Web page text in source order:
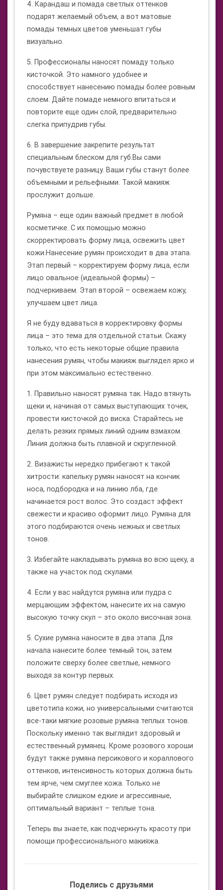
4. Карандаш и помада светлых оттенков
подарят желаемый объем, а вот матовые
помады темных цветов уменьшат губы
визуально.
5. Профессионалы наносят помаду только
кисточкой. Это намного удобнее и
способствует нанесению помады более ровным
слоем. Дайте помаде немного впитаться и
повторите еще один слой, предварительно
слегка припудрив губы.
6. В завершение закрепите результат
специальным блеском для губ.Вы сами
почувствуете разницу. Ваши губы станут более
объемными и рельефными. Такой макияж
прослужит дольше.
Румяна – еще один важный предмет в любой
косметичке. С их помощью можно
скорректировать форму лица, освежить цвет
кожи.Нанесение румян происходит в два этапа.
Этап первый – корректируем форму лица, если
лицо овальное (идеальной формы) –
подчеркиваем. Этап второй – освежаем кожу,
улучшаем цвет лица.
Я не буду вдаваться в корректировку формы
лица – это тема для отдельной статьи. Скажу
только, что есть некоторые общие правила
нанесения румян, чтобы макияж выглядел ярко и
при этом максимально естественно.
1. Правильно наносят румяна так. Надо втянуть
щеки и, начиная от самых выступающих точек,
провести кисточкой до виска. Старайтесь не
делать резких прямых линий одним взмахом.
Линия должна быть плавной и скругленной.
2. Визажисты нередко прибегают к такой
хитрости: капельку румян наносят на кончик
носа, подбородка и на линию лба, где
начинается рост волос. Это создаст эффект
свежести и красиво оформит лицо. Румяна для
этого подбираются очень нежных и светлых
тонов.
3. Избегайте накладывать румяна во всю щеку, а
также на участок под скулами.
4. Если у вас найдутся румяна или пудра с
мерцающим эффектом, нанесите их на самую
высокую точку скул – это около височная зона.
5. Сухие румяна наносите в два этапа. Для
начала нанесите более темный тон, затем
положите сверху более светлые, немного
выходя за контур первых.
6. Цвет румян следует подбирать исходя из
цветотипа кожи, но универсальными считаются
все-таки мягкие розовые румяна теплых тонов.
Поскольку именно так выглядит здоровый и
естественный румянец. Кроме розового хороши
будут также румяна персикового и кораллового
оттенков, интенсивность которых должна быть
тем ярче, чем смуглее кожа. Только не
выбирайте слишком едкие и агрессивные,
оптимальный вариант – теплые тона.
Теперь вы знаете, как подчеркнуть красоту при
помощи профессионального макияжа.
Поделись с друзьями